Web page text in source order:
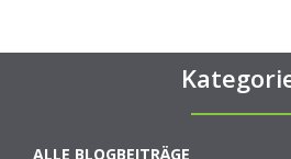
ALLE BLOGBEITRÄGE